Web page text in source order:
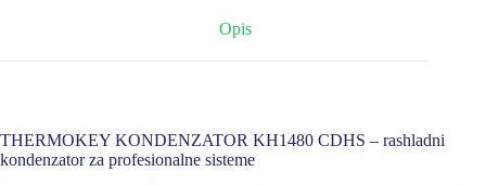
Opis
THERMOKEY KONDENZATOR KH1480 CDHS – rashladni
kondenzator za profesionalne sisteme